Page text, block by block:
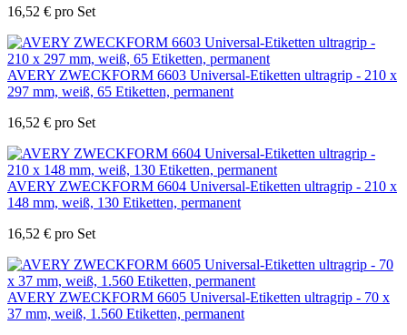
16,52 € pro Set
AVERY ZWECKFORM 6603 Universal-Etiketten ultragrip - 210 x
297 mm, weiß, 65 Etiketten, permanent
16,52 € pro Set
AVERY ZWECKFORM 6604 Universal-Etiketten ultragrip - 210 x
148 mm, weiß, 130 Etiketten, permanent
16,52 € pro Set
AVERY ZWECKFORM 6605 Universal-Etiketten ultragrip - 70 x
37 mm, weiß, 1.560 Etiketten, permanent